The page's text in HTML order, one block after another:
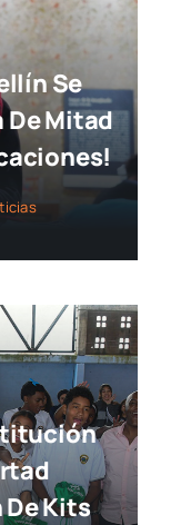
Se
De Mitad
Kits